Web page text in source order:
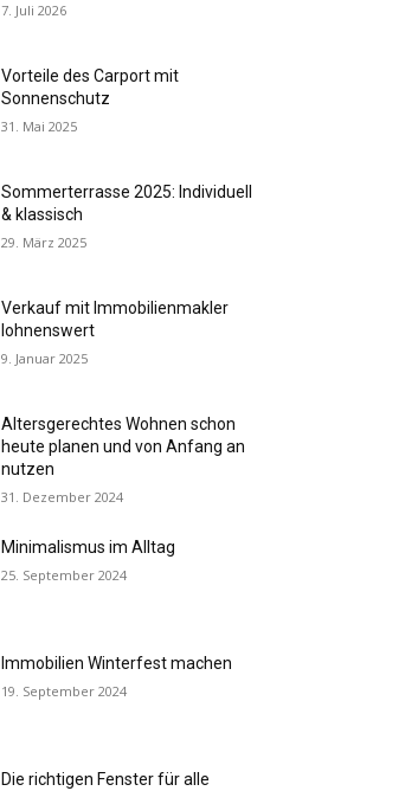
7. Juli 2026
Vorteile des Carport mit
Sonnenschutz
31. Mai 2025
Sommerterrasse 2025: Individuell
& klassisch
29. März 2025
Verkauf mit Immobilienmakler
lohnenswert
9. Januar 2025
Altersgerechtes Wohnen schon
heute planen und von Anfang an
nutzen
31. Dezember 2024
Minimalismus im Alltag
25. September 2024
Immobilien Winterfest machen
19. September 2024
Die richtigen Fenster für alle